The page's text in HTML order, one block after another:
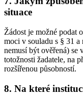
situace
Žádost je možné podat
moci v souladu s § 31 a
nemusí být ověřená) se
totožnosti žadatele, na
rozšířenou působností.
8. Na které